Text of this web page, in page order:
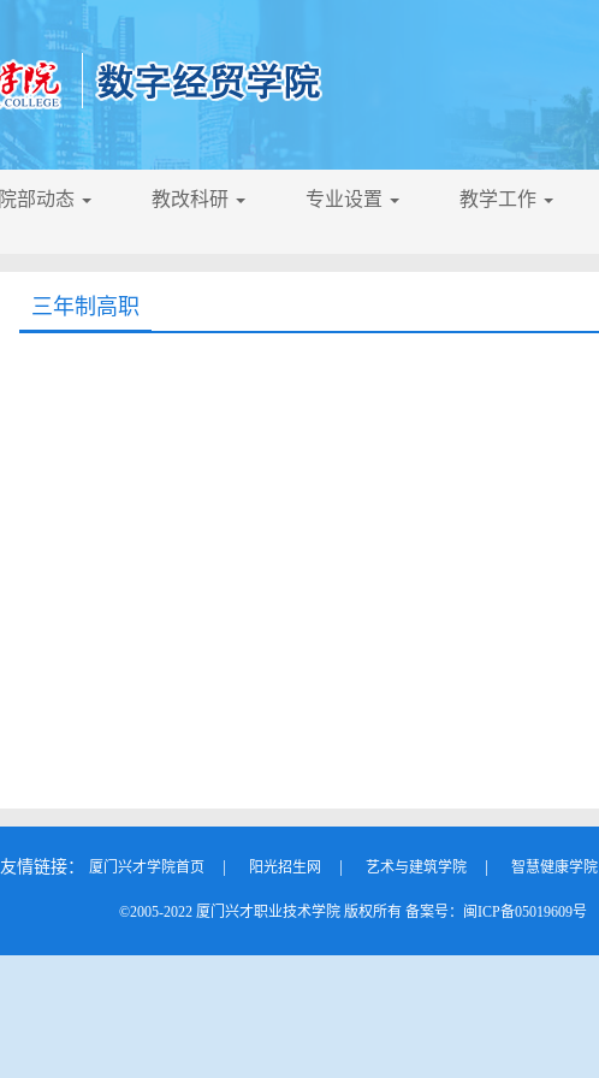
院部动态 教改科研 专业设置 教学工作
三年制高职
友情链接： 厦门兴才学院首页 阳光招生网 艺术与建筑学院 智慧健康学院
©2005-2022 厦门兴才职业技术学院 版权所有 备案号：闽ICP备05019609号